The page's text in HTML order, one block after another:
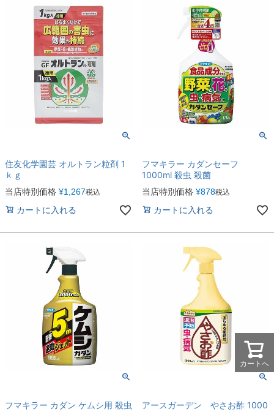
住友化学園芸 オルトラン粒剤 1
ｋｇ
当店特別価格 ¥1,267税込
カートに入れる
フマキラー カダンセーフ
1000ml 殺虫 殺菌
当店特別価格 ¥878税込
カートに入れる
フマキラー カダン ケムシ用 殺虫
アースガーデン やさお酢 1000
カートへ